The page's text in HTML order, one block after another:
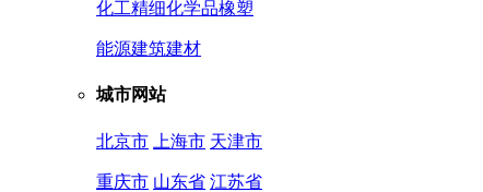
化工精细化学品橡塑
能源建筑建材
城市网站
北京市 上海市 天津市
重庆市 山东省 江苏省